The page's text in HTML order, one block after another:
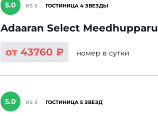
5.0 ИЗ 5 ГОСТИНИЦА 4 ЗВЕЗДЫ
Adaaran Select Meedhupparu
от 43760 ₽
номер в сутки
5.0 ИЗ 5 ГОСТИНИЦА 5 ЗВЕЗД